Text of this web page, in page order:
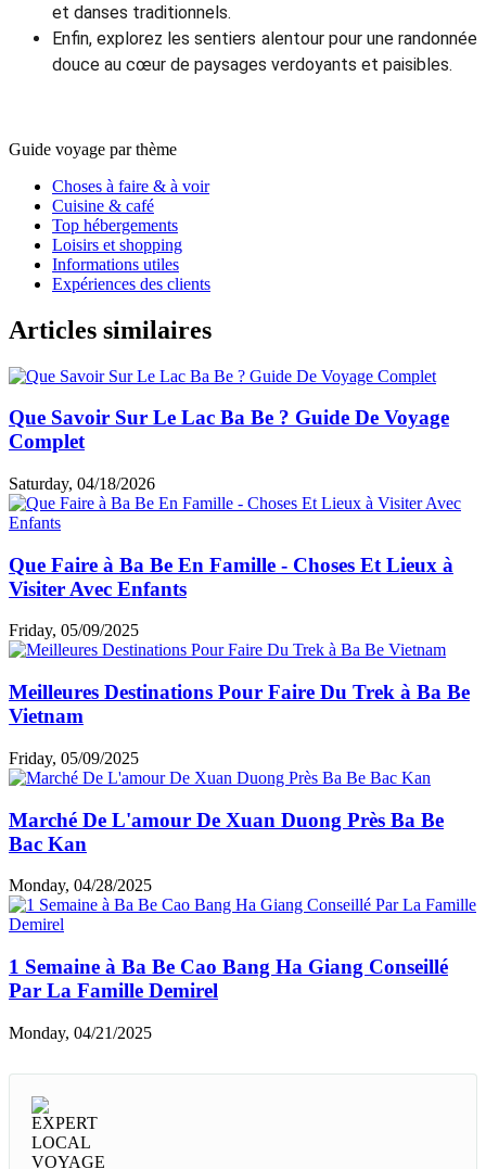
et danses traditionnels.
Enfin, explorez les sentiers alentour pour une randonnée
douce au cœur de paysages verdoyants et paisibles.
Guide voyage par thème
Choses à faire & à voir
Cuisine & café
Top hébergements
Loisirs et shopping
Informations utiles
Expériences des clients
Articles similaires
Que Savoir Sur Le Lac Ba Be ? Guide De Voyage
Complet
Saturday, 04/18/2026
Que Faire à Ba Be En Famille - Choses Et Lieux à
Visiter Avec Enfants
Friday, 05/09/2025
Meilleures Destinations Pour Faire Du Trek à Ba Be
Vietnam
Friday, 05/09/2025
Marché De L'amour De Xuan Duong Près Ba Be
Bac Kan
Monday, 04/28/2025
1 Semaine à Ba Be Cao Bang Ha Giang Conseillé
Par La Famille Demirel
Monday, 04/21/2025